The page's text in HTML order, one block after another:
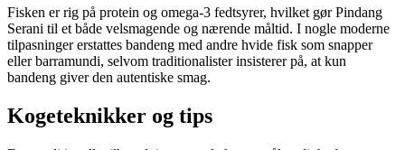
Fisken er rig på protein og omega-3 fedtsyrer, hvilket gør Pindang
Serani til et både velsmagende og nærende måltid. I nogle moderne
tilpasninger erstattes bandeng med andre hvide fisk som snapper
eller barramundi, selvom traditionalister insisterer på, at kun
bandeng giver den autentiske smag.
Kogeteknikker og tips